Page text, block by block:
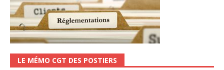
LE MÉMO CGT DES POSTIERS